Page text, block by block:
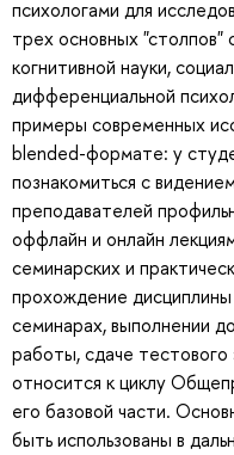
психологами для
трех основных "столпов"
когнитивной науки,
дифференциальной
примеры современных
blended-формате: у
познакомиться с
преподавателей
оффлайн и онлайн
семинарских и
прохождение
семинарах, выполнении
работы, сдаче
относится к циклу
его базовой части.
быть использованы в